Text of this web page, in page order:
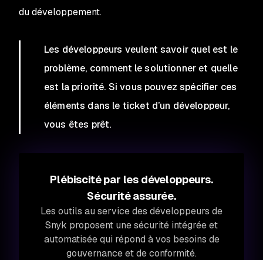
du développement.
Les développeurs veulent savoir quel est le
problème, comment le solutionner et quelle
est la priorité. Si vous pouvez spécifier ces
éléments dans le ticket d’un développeur,
vous êtes prêt.
Plébiscité par les développeurs.
Sécurité assurée.
Les outils au service des développeurs de
Snyk proposent une sécurité intégrée et
automatisée qui répond à vos besoins de
gouvernance et de conformité.